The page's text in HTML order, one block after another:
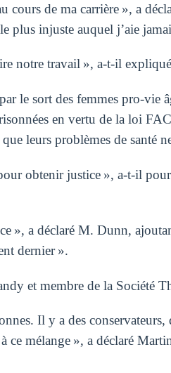
cours de ma carrière », a
plus injuste auquel j’aie
notre travail », a-t-il
le sort des femmes pro-vie
en vertu de la loi
leurs problèmes de santé
obtenir justice », a-t-il
», a déclaré M. Dunn,
dernier ».
et membre de la Société
Il y a des conservateurs,
ce mélange », a déclaré